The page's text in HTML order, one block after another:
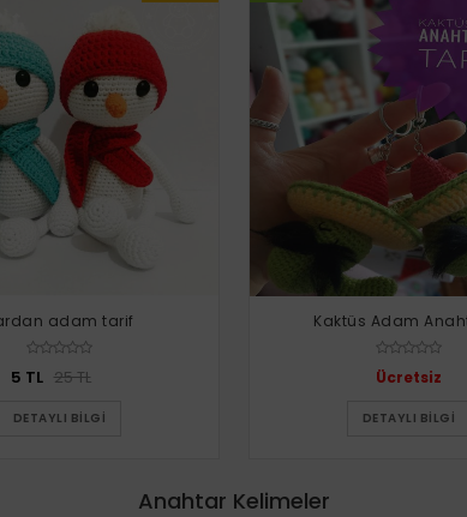
adam tarif
5 TL 25 TL
DETAYLI BILGI
Kaktüs Adam
Ücretsiz
DETAYLI BILGI
Anahtar Kelimeler